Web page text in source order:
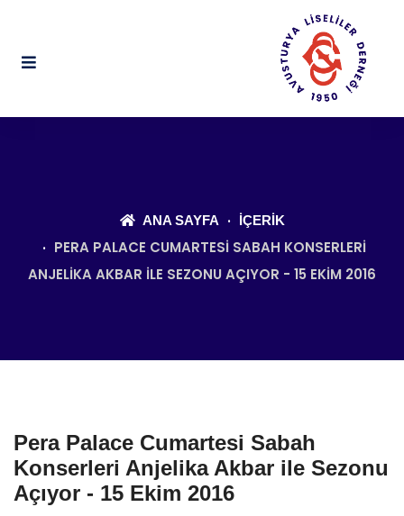
ANA SAYFA İÇERIK
PERA PALACE CUMARTESI SABAH KONSERLERI
ANJELIKA AKBAR ILE SEZONU AÇIYOR - 15 EKIM 2016
Pera Palace Cumartesi Sabah
Konserleri Anjelika Akbar ile Sezonu
Açıyor - 15 Ekim 2016